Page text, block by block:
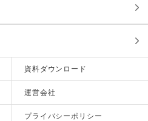
資料ダウンロード
運営会社
プライバシーポリシー